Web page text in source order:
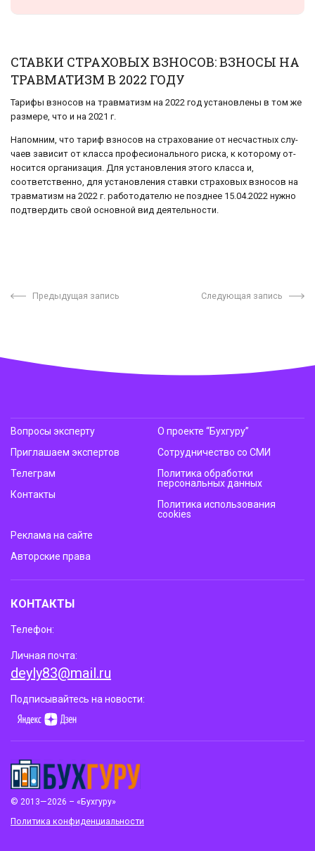
СТАВКИ СТРАХОВЫХ ВЗНОСОВ: ВЗНОСЫ НА
ТРАВМАТИЗМ В 2022 ГОДУ
Та­ри­фы взно­сов на трав­ма­тизм на 2022 год уста­нов­ле­ны в том же
раз­ме­ре, что и на 2021 г.
На­пом­ним, что тариф взно­сов на стра­хо­ва­ние от несчаст­ных слу­
ча­ев за­ви­сит от клас­са професионального риска, к ко­то­ро­му от­
но­сит­ся ор­га­ни­за­ция. Для установления этого клас­са и,
соответственно, для уста­нов­ле­ния став­ки стра­хо­вых взно­сов на
трав­ма­тизм на 2022 г. работодателю не позд­нее 15.04.2022 нужно
под­твер­дить свой ос­нов­ной вид де­я­тель­но­сти.
Предыдущая запись Следующая запись
© 2013—2026 – «Бухгуру»
Политика конфиденциальности
Вопросы эксперту
Приглашаем экспертов
Телеграм
Контакты
О проекте “Бухгуру”
Сотрудничество со СМИ
Политика обработки
персональных данных
Политика использования
cookies
Реклама на сайте
Авторские права
КОНТАКТЫ
Телефон:
Личная почта:
deyly83@mail.ru
Подписывайтесь на новости: